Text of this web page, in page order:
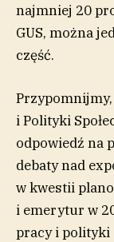
najmniej 20
GUS, można
część.
i Polityki
odpowiedź na
debaty nad
w kwestii
i emerytur w
pracy i polityki